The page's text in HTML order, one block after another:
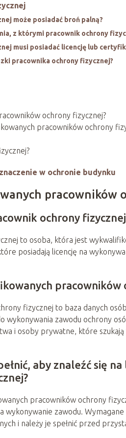
może posiadać broń palną?
z którymi pracownik ochrony
musi posiadać licencję lub
pracownika ochrony fizycznej?
ochrony fizycznej?
pracowników ochrony
w ochronie budynku
pracowników
ochrony
to osoba, która jest
posiadają licencję na
pracowników
fizycznej to baza danych
zawodu ochrony
i osoby prywatne, które
aby znaleźć się
pracowników ochrony
wykonywanie zawodu.
i należy je spełnić przed